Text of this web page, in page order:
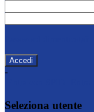
-
Seleziona utente